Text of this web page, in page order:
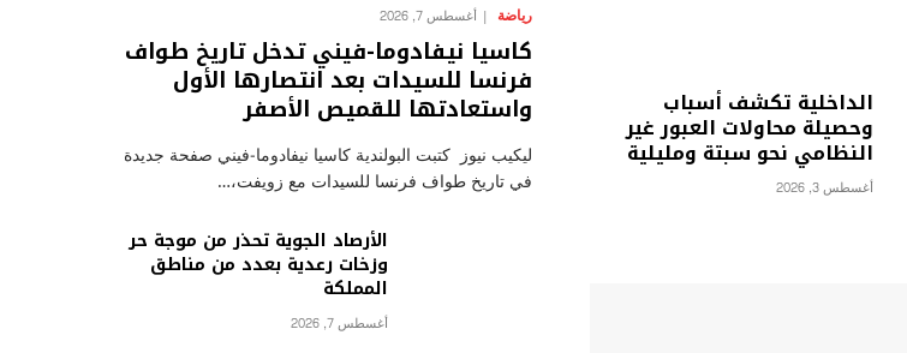
الداخلية تكشف أسباب
وحصيلة محاولات العبور غير
النظامي نحو سبتة ومليلية
أغسطس 3, 2026
رياضة أغسطس 7, 2026
كاسيا نيفادوما-فيني تدخل تاريخ طواف
فرنسا للسيدات بعد انتصارها الأول
واستعادتها للقميص الأصفر
ليكيب نيوز كتبت البولندية كاسيا نيفادوما-فيني صفحة جديدة
في تاريخ طواف فرنسا للسيدات مع زويفت،…
الأرصاد الجوية تحذر من موجة حر
وزخات رعدية بعدد من مناطق
المملكة
أغسطس 7, 2026